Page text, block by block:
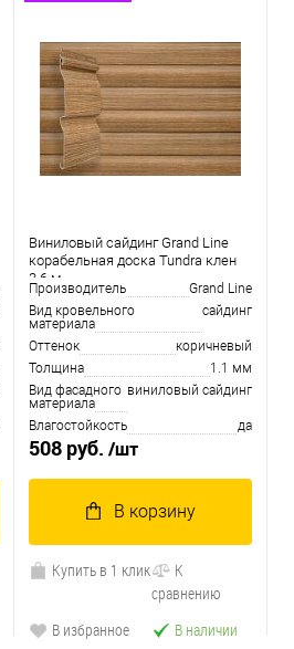
Виниловый сайдинг Grand Line
корабельная доска Tundra клен
3.6 м
Производитель
Grand Line
Вид кровельного
материала
сайдинг
Оттенок
коричневый
Толщина
1.1 мм
Вид фасадного
материала
виниловый сайдинг
Влагостойкость да
508 руб. /шт
В корзину
Купить в 1 клик
К
сравнению
В избранное
В наличии